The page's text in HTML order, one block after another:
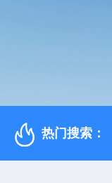
热门搜索：